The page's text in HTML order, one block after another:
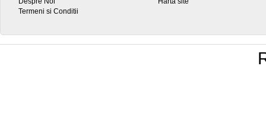
Termeni si Conditii